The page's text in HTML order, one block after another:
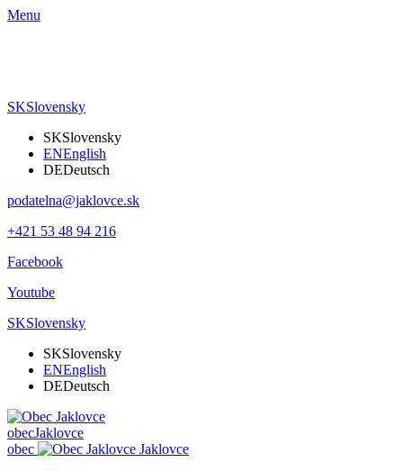
Menu
SKSlovensky
SKSlovensky
ENEnglish
DEDeutsch
podatelna@jaklovce.sk
+421 53 48 94 216
Facebook
Youtube
SKSlovensky
SKSlovensky
ENEnglish
DEDeutsch
obecJaklovce
obec
Jaklovce